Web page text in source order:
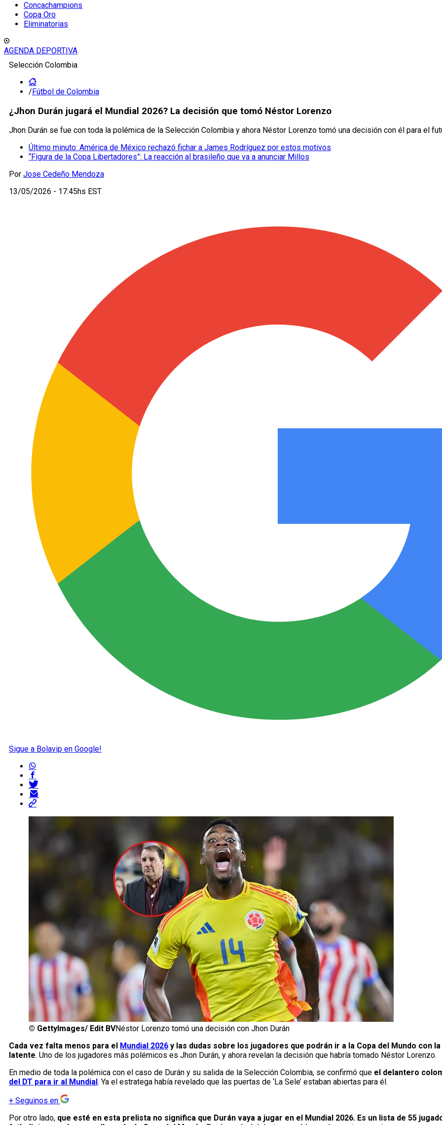
Concachampions
Copa Oro
Eliminatorias
AGENDA DEPORTIVA
Selección Colombia
/Fútbol de Colombia
¿Jhon Durán jugará el Mundial 2026? La decisión que tomó Néstor Lorenzo
Jhon Durán se fue con toda la polémica de la Selección Colombia y ahora Néstor Lorenzo tomó una decisión con él para el
Último minuto: América de México rechazó fichar a James Rodríguez por estos motivos
“Figura de la Copa Libertadores”: La reacción al brasileño que va a anunciar Millos
Por Jose Cedeño Mendoza
13/05/2026 - 17:45hs EST
Sigue a Bolavip en Google!
© GettyImages/ Edit BVNéstor Lorenzo tomó una decisión con Jhon Durán
Cada vez falta menos para el
Mundial 2026 y las dudas sobre los jugadores que podrán ir a la Copa del Mundo con
latente. Uno de los jugadores más polémicos es Jhon Durán, y ahora revelan la decisión que habría tomado Néstor Lorenzo.
En medio de toda la polémica con el caso de Durán y su salida de la Selección Colombia, se confirmó que el delantero
del DT para ir al Mundial . Ya el estratega había revelado que las puertas de ‘La Sele’ estaban abiertas para él.
+ Seguinos en
Por otro lado, que esté en esta prelista no significa que Durán vaya a jugar en el Mundial 2026. Es un lista de 55